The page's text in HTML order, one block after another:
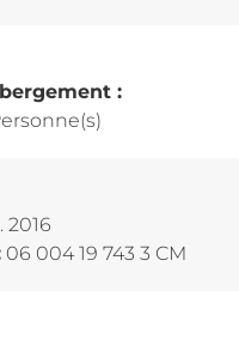
:
2016
06 004 19 743 3 CM